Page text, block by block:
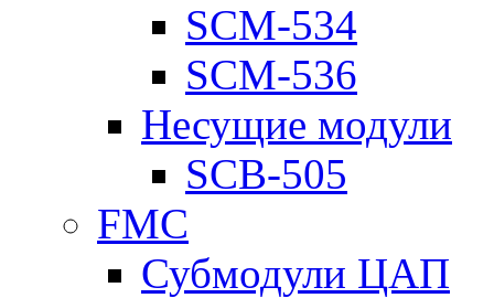
SCM-534
SCM-536
Несущие модули
SCB-505
FMC
Субмодули ЦАП